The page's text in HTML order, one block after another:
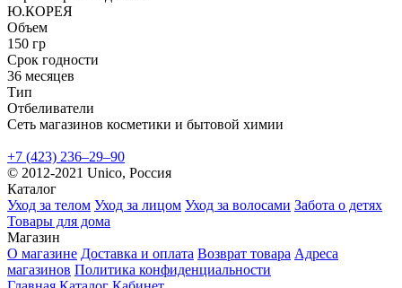
Ю.КОРЕЯ
Объем
150 гр
Срок годности
36 месяцев
Тип
Отбеливатели
Сеть магазинов косметики и бытовой химии
+7 (423) 236‒29‒90
© 2012-2021 Unico, Россия
Каталог
Уход за телом Уход за лицом Уход за волосами Забота о детях
Товары для дома
Магазин
О магазине Доставка и оплата Возврат товара Адреса
магазинов Политика конфиденциальности